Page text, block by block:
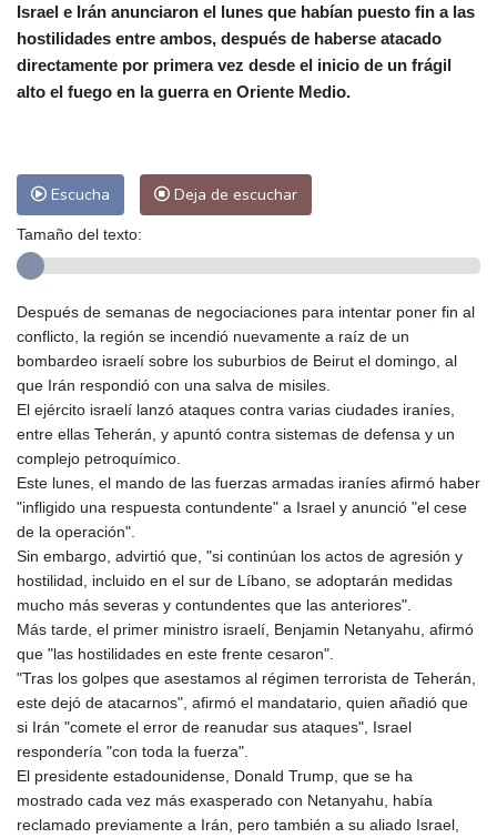
Israel e Irán anunciaron el lunes que habían puesto fin a las
hostilidades entre ambos, después de haberse atacado
directamente por primera vez desde el inicio de un frágil
alto el fuego en la guerra en Oriente Medio.
Escucha Deja de escuchar
Tamaño del texto:
Después de semanas de negociaciones para intentar poner fin al
conflicto, la región se incendió nuevamente a raíz de un
bombardeo israelí sobre los suburbios de Beirut el domingo, al
que Irán respondió con una salva de misiles.
El ejército israelí lanzó ataques contra varias ciudades iraníes,
entre ellas Teherán, y apuntó contra sistemas de defensa y un
complejo petroquímico.
Este lunes, el mando de las fuerzas armadas iraníes afirmó haber
"infligido una respuesta contundente" a Israel y anunció "el cese
de la operación".
Sin embargo, advirtió que, "si continúan los actos de agresión y
hostilidad, incluido en el sur de Líbano, se adoptarán medidas
mucho más severas y contundentes que las anteriores".
Más tarde, el primer ministro israelí, Benjamin Netanyahu, afirmó
que "las hostilidades en este frente cesaron".
"Tras los golpes que asestamos al régimen terrorista de Teherán,
este dejó de atacarnos", afirmó el mandatario, quien añadió que
si Irán "comete el error de reanudar sus ataques", Israel
respondería "con toda la fuerza".
El presidente estadounidense, Donald Trump, que se ha
mostrado cada vez más exasperado con Netanyahu, había
reclamado previamente a Irán, pero también a su aliado Israel,